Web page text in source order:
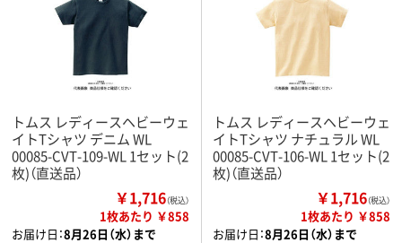
トムス レディースヘビーウェ
イトTシャツ デニム WL
00085-CVT-109-WL 1セット(2
枚)（直送品）
￥1,716（税込）
1枚あたり ￥858
お届け日：8月26日（水）まで
トムス レディースヘビーウェ
イトTシャツ ナチュラル WL
00085-CVT-106-WL 1セット(2
枚)（直送品）
￥1,716（税込）
1枚あたり ￥858
お届け日：8月26日（水）まで